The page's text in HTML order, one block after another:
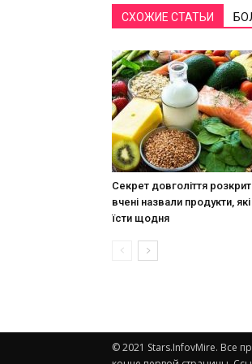
СХОЖИЕ СТАТЬИ
Секрет довголіття
вчені назвали продукти,
їсти щодня
© 2021 Stars.InfovMire. Все